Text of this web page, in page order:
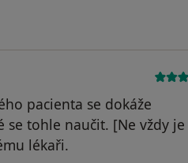
pacienta se dokáže
tohle naučit. [Ne vždy je
lékaři.